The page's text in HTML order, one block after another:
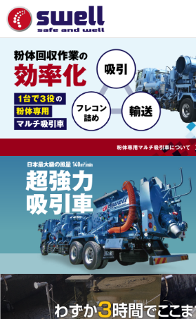
HOME
6つの特徴
サービスメニュー
設備案内
事例紹介
よくあるご質問
会社情報
採用情報
お問い合わせ